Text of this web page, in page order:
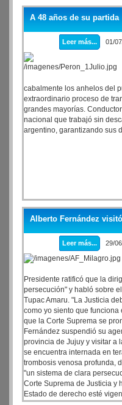
A 48 años de su partida
Leer más... 01/
cabalmente los anhelos del
extraordinario proceso de
grandes mayorías.
nacional que trabajó sin
argentino, garantizando sus
Alberto Fernández
Leer más... 29/
Presidente ratificó que la
persecución" y habló sobre
Tupac Amaru. "La Justicia
como yo siento que
que la Corte Suprema se
Fernández suspendió su
provincia de Jujuy y visitar a
se encuentra internada en
trombosis venosa profunda,
"un sistema de clara
Corte Suprema de Justicia y
Estado de derecho esté